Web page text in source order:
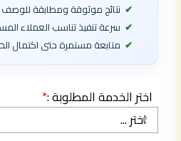
نتائج موثوقة ومطابقة للوصف
سرعة تنفيذ تناسب العملاء
متابعة مستمرة حتى اكتمال
اختر الخدمة المطلوبة :*